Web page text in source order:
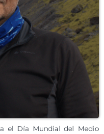
el Día Mundial del Medio